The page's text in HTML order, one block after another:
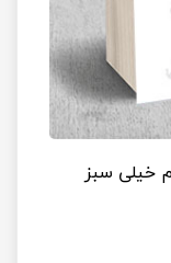
خیلی سبز